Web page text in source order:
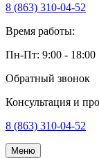
8 (863) 310-04-52
Время работы:
Пн-Пт: 9:00 -
Обратный звонок
Консультация и
8 (863) 310-04-52
Меню